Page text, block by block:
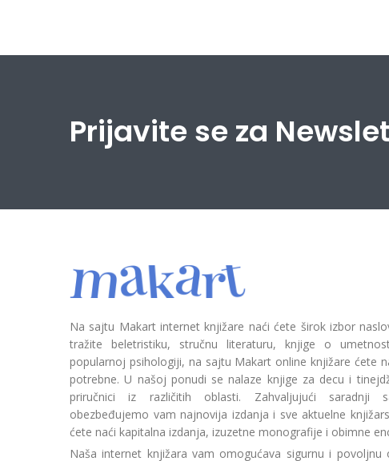
Prijavite se za
Na sajtu Makart internet knjižare naći ćete širok izbor
tražite beletristiku, stručnu literaturu, knjige o
popularnoj psihologiji, na sajtu Makart online knjižare ćete
potrebne. U našoj ponudi se nalaze knjige za decu i
priručnici iz različitih oblasti. Zahvaljujući saradnji
obezbeđujemo vam najnovija izdanja i sve aktuelne
ćete naći kapitalna izdanja, izuzetne monografije i obimne
Naša internet knjižara vam omogućava sigurnu i povoljnu